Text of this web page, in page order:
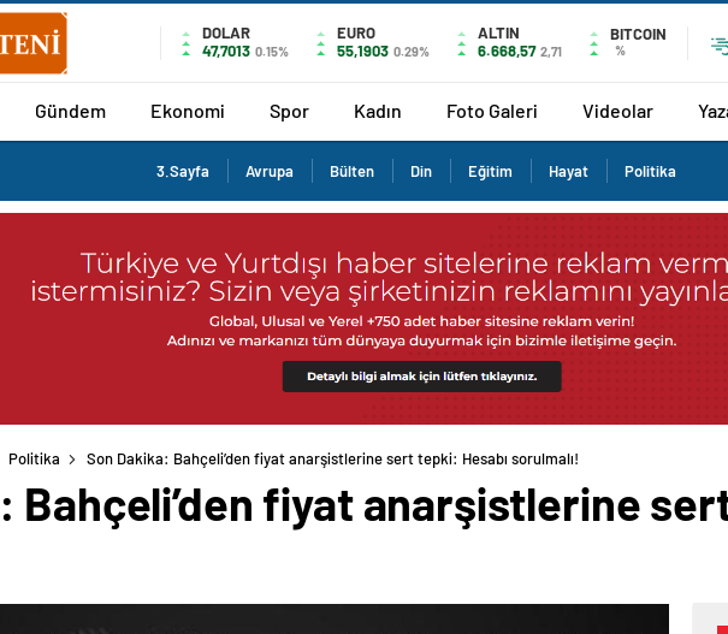
DOLAR
47,7013 0.15%
EURO
55,1903 0.29%
ALTIN
6.668,57 2,71
BITCOIN
%
Gündem Ekonomi Spor Kadın Foto Galeri Videolar
3.Sayfa Avrupa Bülten Din Eğitim Hayat Politika
Politika Son Dakika: Bahçeli’den fiyat anarşistlerine sert tepki: Hesabı sorulmalı!
Bahçeli’den fiyat anarşistlerine